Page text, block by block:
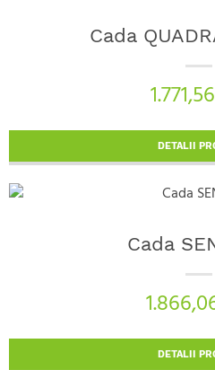
Cada
DETALII
Cada
DETALII